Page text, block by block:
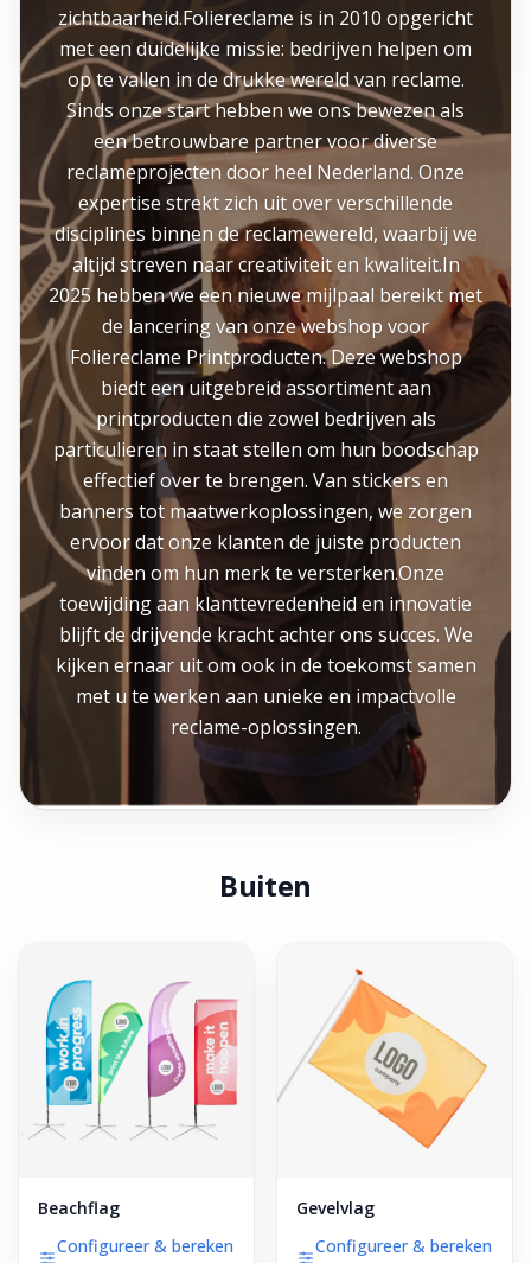
zichtbaarheid.Foliereclame is in 2010 opgericht
met een duidelijke missie: bedrijven helpen om
op te vallen in de drukke wereld van reclame.
Sinds onze start hebben we ons bewezen als
een betrouwbare partner voor diverse
reclameprojecten door heel Nederland. Onze
expertise strekt zich uit over verschillende
disciplines binnen de reclamewereld, waarbij we
altijd streven naar creativiteit en kwaliteit.In
2025 hebben we een nieuwe mijlpaal bereikt met
de lancering van onze webshop voor
Foliereclame Printproducten. Deze webshop
biedt een uitgebreid assortiment aan
printproducten die zowel bedrijven als
particulieren in staat stellen om hun boodschap
effectief over te brengen. Van stickers en
banners tot maatwerkoplossingen, we zorgen
ervoor dat onze klanten de juiste producten
vinden om hun merk te versterken.Onze
toewijding aan klanttevredenheid en innovatie
blijft de drijvende kracht achter ons succes. We
kijken ernaar uit om ook in de toekomst samen
met u te werken aan unieke en impactvolle
reclame-oplossingen.
Buiten
Beachflag
Configureer & bereken
Gevelvlag
Configureer & bereken